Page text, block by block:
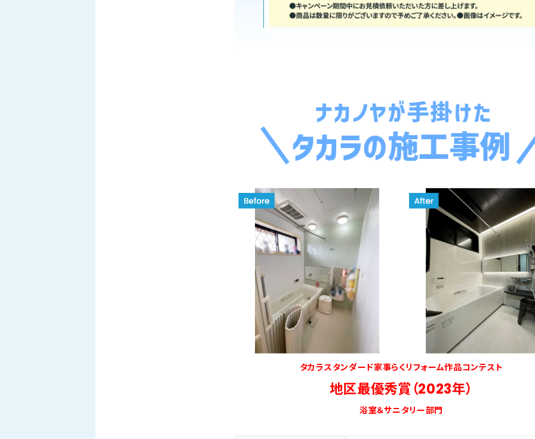
タカラスタンダード家事らくリフォーム作品コンテスト
地区最優秀賞（2023年）
浴室＆サニタリー部門